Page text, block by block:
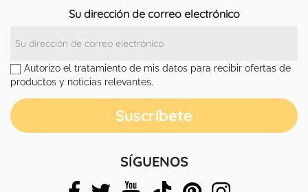
Su dirección de correo electrónico
Autorizo el tratamiento de mis datos para recibir ofertas de
productos y noticias relevantes.
SÍGUENOS